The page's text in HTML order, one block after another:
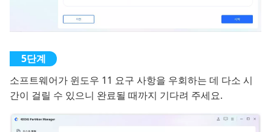
소프트웨어가 윈도우 11 요구 사항을 우회하는 데 다소 시
간이 걸릴 수 있으니 완료될 때까지 기다려 주세요.